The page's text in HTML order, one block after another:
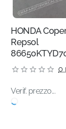
HONDA
Repsol
0
Verif. prezzo...